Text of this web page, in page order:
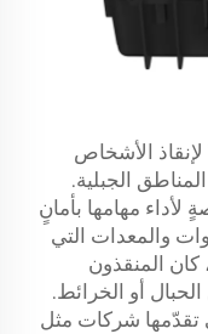
الأشخاص
الجبلية.
مهامها بأمانٍ
والمعدات التي
كان المنقذون
أو الخرائط.
تقدّمها شركات مثل